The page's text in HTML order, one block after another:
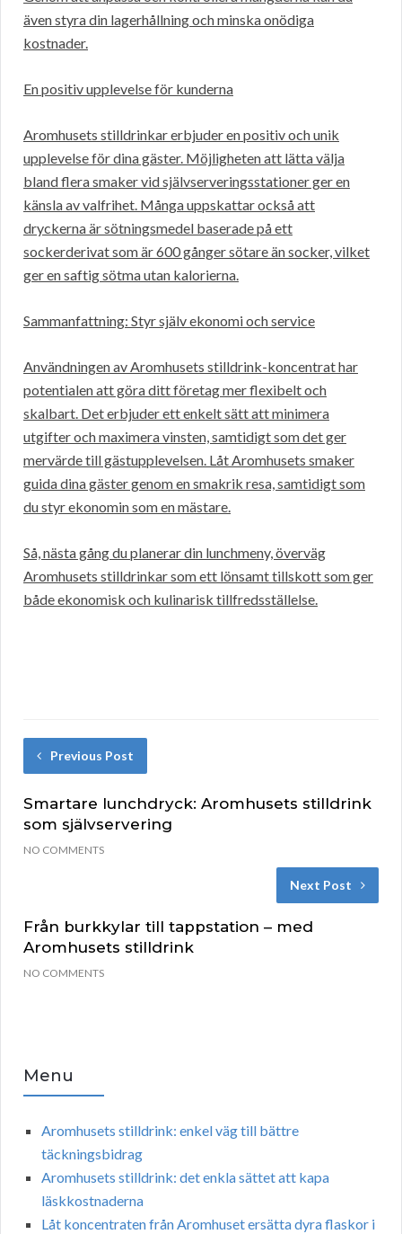
även styra din lagerhållning och minska onödiga
kostnader.
En positiv upplevelse för kunderna
Aromhusets stilldrinkar erbjuder en positiv och unik
upplevelse för dina gäster. Möjligheten att lätta välja
bland flera smaker vid självserveringsstationer ger en
känsla av valfrihet. Många uppskattar också att
dryckerna är sötningsmedel baserade på ett
sockerderivat som är 600 gånger sötare än socker, vilket
ger en saftig sötma utan kalorierna.
Sammanfattning: Styr själv ekonomi och service
Användningen av Aromhusets stilldrink-koncentrat har
potentialen att göra ditt företag mer flexibelt och
skalbart. Det erbjuder ett enkelt sätt att minimera
utgifter och maximera vinsten, samtidigt som det ger
mervärde till gästupplevelsen. Låt Aromhusets smaker
guida dina gäster genom en smakrik resa, samtidigt som
du styr ekonomin som en mästare.
Så, nästa gång du planerar din lunchmeny, överväg
Aromhusets stilldrinkar som ett lönsamt tillskott som ger
både ekonomisk och kulinarisk tillfredsställelse.
Previous Post
Smartare lunchdryck: Aromhusets stilldrink
som självservering
NO COMMENTS
Next Post
Från burkkylar till tappstation – med
Aromhusets stilldrink
NO COMMENTS
Menu
Aromhusets stilldrink: enkel väg till bättre
täckningsbidrag
Aromhusets stilldrink: det enkla sättet att kapa
läskkostnaderna
Låt koncentraten från Aromhuset ersätta dyra flaskor i